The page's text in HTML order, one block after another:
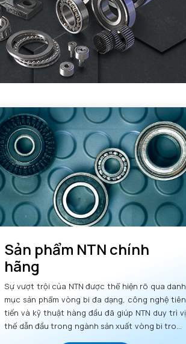
Sản phẩm NTN chính
hãng
Sự vượt trội của NTN được thể hiện rõ qua danh
mục sản phẩm vòng bi đa dạng, công nghệ tiên
tiến và kỹ thuật hàng đầu đã giúp NTN duy trì vị
thế dẫn đầu trong ngành sản xuất vòng bi trong